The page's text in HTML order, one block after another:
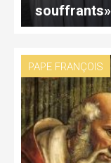
souffrants»
PAPE FRANÇOIS